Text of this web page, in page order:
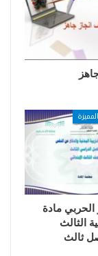
مادة
الثالث
ثالث